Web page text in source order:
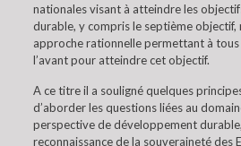
nationales visant à atteindre les
durable, y compris le septième objectif,
approche rationnelle permettant à tous
l’avant pour atteindre cet objectif.
A ce titre il a souligné quelques
d’aborder les questions liées au
perspective de développement
reconnaissance de la souveraineté des